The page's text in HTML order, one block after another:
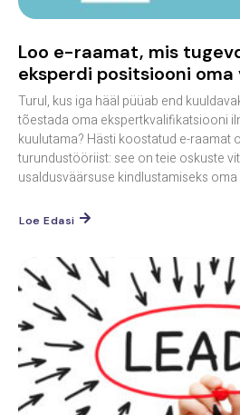
Loo e-raamat, mis
eksperdi positsiooni oma
Turul, kus iga hääl püüab end
tõestada oma ekspertkvalifikatsiooni
kuulutama? Hästi koostatud e-raamat
turundustööriist: see on teie oskuste
usaldusväärsuse kindlustamiseks oma
Loe Edasi